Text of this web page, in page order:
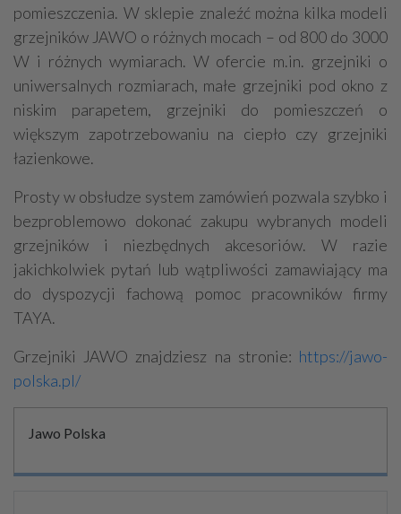
pomieszczenia. W sklepie znaleźć można kilka modeli
grzejników JAWO o różnych mocach – od 800 do 3000
W i różnych wymiarach. W ofercie m.in. grzejniki o
uniwersalnych rozmiarach, małe grzejniki pod okno z
niskim parapetem, grzejniki do pomieszczeń o
większym zapotrzebowaniu na ciepło czy grzejniki
łazienkowe.
Prosty w obsłudze system zamówień pozwala szybko i
bezproblemowo dokonać zakupu wybranych modeli
grzejników i niezbędnych akcesoriów. W razie
jakichkolwiek pytań lub wątpliwości zamawiający ma
do dyspozycji fachową pomoc pracowników firmy
TAYA.
Grzejniki JAWO znajdziesz na stronie: https://jawo-
polska.pl/
Jawo Polska